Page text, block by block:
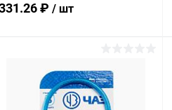
₽ / шт
Купить в 1 клик Сравнение